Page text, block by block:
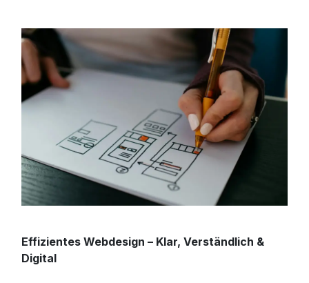
Effizientes Webdesign – Klar, Verständlich &
Digital